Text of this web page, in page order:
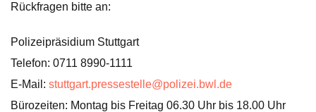
Rückfragen bitte an:
Polizeipräsidium Stuttgart
Telefon: 0711 8990-1111
E-Mail: stuttgart.pressestelle@polizei.bwl.de
Bürozeiten: Montag bis Freitag 06.30 Uhr bis 18.00 Uhr